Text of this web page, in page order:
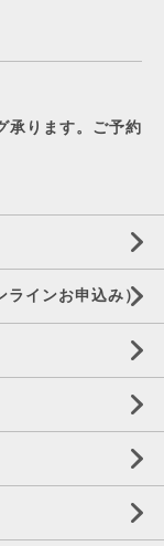
承ります。ご予約
インお申込み）